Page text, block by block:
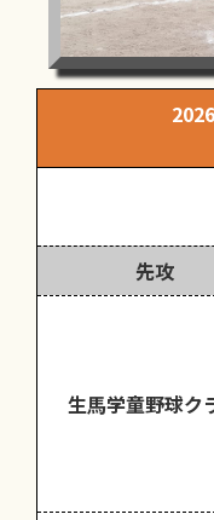
先攻
生馬学童野球ク